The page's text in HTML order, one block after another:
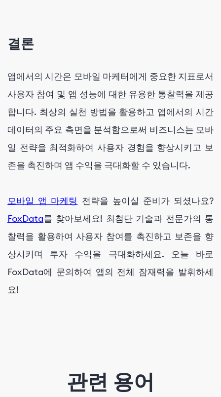
결론
앱에서의 시간은 모바일 마케터에게 중요한 지표로서
사용자 참여 및 앱 성능에 대한 유용한 통찰력을 제공
합니다. 최상의 실천 방법을 활용하고 앱에서의 시간
데이터의 주요 측면을 분석함으로써 비즈니스는 모바
일 전략을 최적화하여 사용자 경험을 향상시키고 보
존을 촉진하며 앱 수익을 극대화할 수 있습니다.
모바일 앱 마케팅 전략을 높이실 준비가 되셨나요?
FoxData를 찾아보세요! 최첨단 기술과 전문가의 통
찰력을 활용하여 사용자 참여를 촉진하고 보존을 향
상시키며 투자 수익을 극대화하세요. 오늘 바로
FoxData에 문의하여 앱의 전체 잠재력을 발휘하세
요!
관련 용어